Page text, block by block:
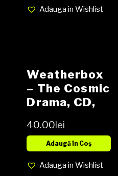
Adauga in Wishlist
Weatherbox
– The Cosmic
Drama, CD,
40.00lei
Adaugă în Coș
Adauga in Wishlist